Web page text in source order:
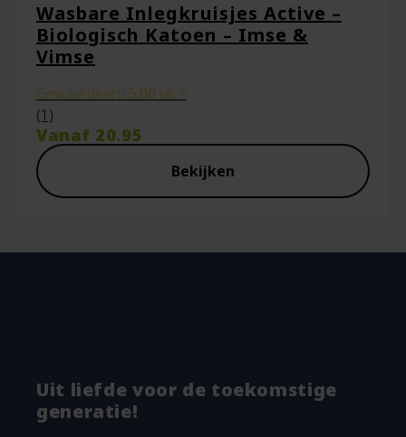
Wasbare Inlegkruisjes Active –
Biologisch Katoen – Imse &
Vimse
Gewaardeerd 5.00 uit 5
(1)
Vanaf 20.95
Bekijken
Uit liefde voor de toekomstige
generatie!